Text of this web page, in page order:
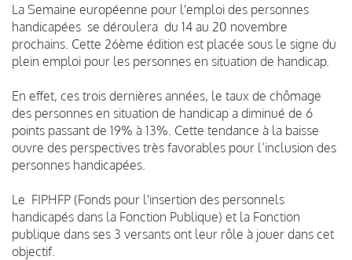
La Semaine européenne pour l'emploi des personnes
handicapées se déroulera du 14 au 20 novembre
prochains. Cette 26ème édition est placée sous le signe du
plein emploi pour les personnes en situation de handicap.
En effet, ces trois dernières années, le taux de chômage
des personnes en situation de handicap a diminué de 6
points passant de 19% à 13%. Cette tendance à la baisse
ouvre des perspectives très favorables pour l’inclusion des
personnes handicapées.
Le FIPHFP (Fonds pour l'insertion des personnels
handicapés dans la Fonction Publique) et la Fonction
publique dans ses 3 versants ont leur rôle à jouer dans cet
objectif.